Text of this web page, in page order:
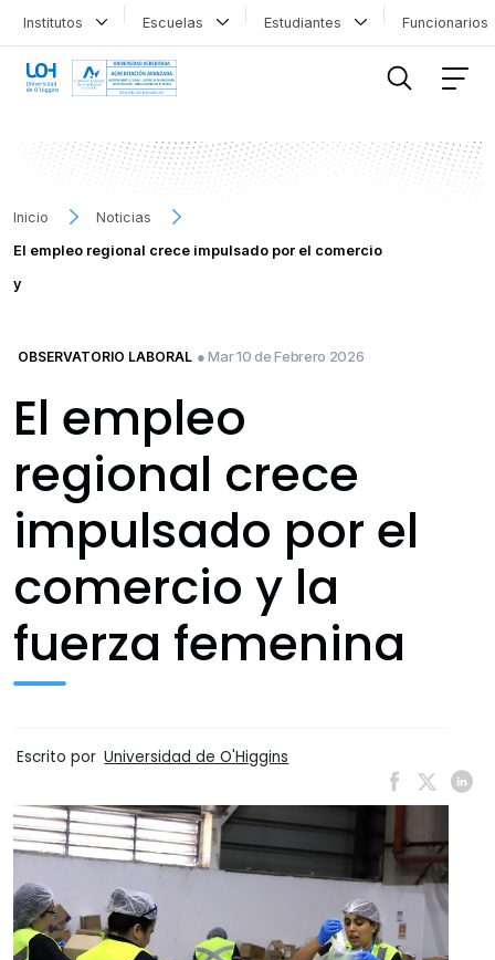
Institutos Escuelas Estudiantes
Inicio
Noticias
El empleo regional crece impulsado por el comercio
y
OBSERVATORIO LABORAL ● Mar 10 de Febrero 2026
El empleo
regional crece
impulsado por el
comercio y la
fuerza femenina
Escrito por Universidad de O'Higgins